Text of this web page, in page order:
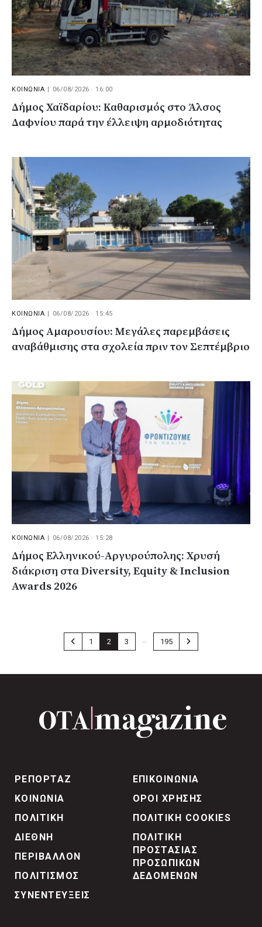
ΚΟΙΝΩΝΙΑ | 06/08/2026 · 16:00
Δήμος Χαϊδαρίου: Καθαρισμός στο Άλσος
Δαφνίου παρά την έλλειψη αρμοδιότητας
ΚΟΙΝΩΝΙΑ | 06/08/2026 · 15:45
Δήμος Αμαρουσίου: Μεγάλες παρεμβάσεις
αναβάθμισης στα σχολεία πριν τον Σεπτέμβριο
ΚΟΙΝΩΝΙΑ | 06/08/2026 · 15:28
Δήμος Ελληνικού-Αργυρούπολης: Χρυσή
διάκριση στα Diversity, Equity & Inclusion
Awards 2026
1 2 3 195
ΡΕΠΟΡΤΑΖ
ΚΟΙΝΩΝΙΑ
ΠΟΛΙΤΙΚΗ
ΔΙΕΘΝΗ
ΠΕΡΙΒΑΛΛΟΝ
ΠΟΛΙΤΙΣΜΟΣ
ΣΥΝΕΝΤΕΥΞΕΙΣ
ΕΠΙΚΟΙΝΩΝΙΑ
ΟΡΟΙ ΧΡΗΣΗΣ
ΠΟΛΙΤΙΚΗ COOKIES
ΠΟΛΙΤΙΚΗ
ΠΡΟΣΤΑΣΙΑΣ
ΠΡΟΣΩΠΙΚΩΝ
ΔΕΔΟΜΕΝΩΝ